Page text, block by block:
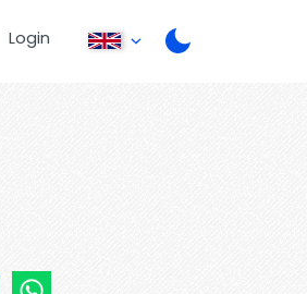
Login